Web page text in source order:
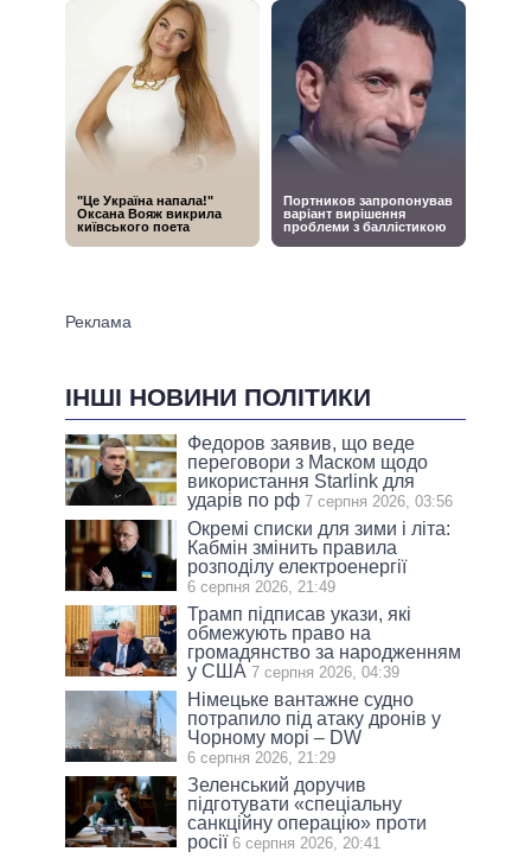
ІНШІ НОВИНИ ПОЛІТИКИ
Федоров заявив, що веде
переговори з Маском щодо
використання Starlink для
ударів по рф 7 серпня 2026, 03:56
Окремі списки для зими і літа:
Кабмін змінить правила
розподілу електроенергії
6 серпня 2026, 21:49
Трамп підписав укази, які
обмежують право на
громадянство за народженням
у США 7 серпня 2026, 04:39
Німецьке вантажне судно
потрапило під атаку дронів у
Чорному морі – DW
6 серпня 2026, 21:29
Зеленський доручив
підготувати «спеціальну
санкційну операцію» проти
росії 6 серпня 2026, 20:41